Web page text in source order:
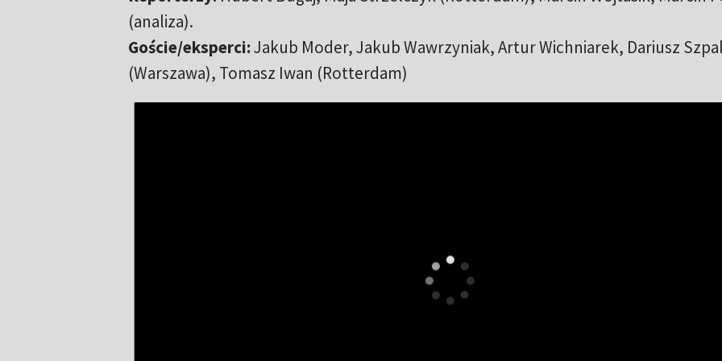
(analiza).
Goście/eksperci:Jakub Moder, Jakub Wawrzyniak, Artur Wichniarek, Dariusz
(Warszawa), Tomasz Iwan (Rotterdam)